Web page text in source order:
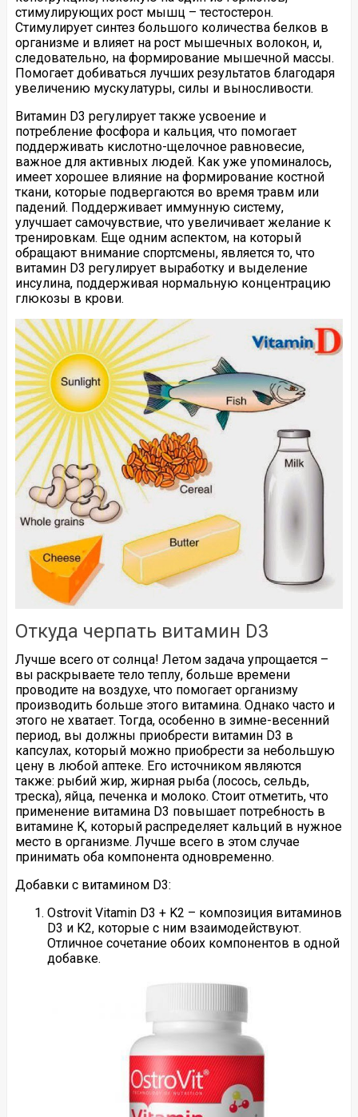
стимулирующих рост мышц – тестостерон.
Стимулирует синтез большого количества белков в
организме и влияет на рост мышечных волокон, и,
следовательно, на формирование мышечной массы.
Помогает добиваться лучших результатов благодаря
увеличению мускулатуры, силы и выносливости.
Витамин D3 регулирует также усвоение и
потребление фосфора и кальция, что помогает
поддерживать кислотно-щелочное равновесие,
важное для активных людей. Как уже упоминалось,
имеет хорошее влияние на формирование костной
ткани, которые подвергаются во время травм или
падений. Поддерживает иммунную систему,
улучшает самочувствие, что увеличивает желание к
тренировкам. Еще одним аспектом, на который
обращают внимание спортсмены, является то, что
витамин D3 регулирует выработку и выделение
инсулина, поддерживая нормальную концентрацию
глюкозы в крови.
Откуда черпать витамин D3
Лучше всего от солнца! Летом задача упрощается –
вы раскрываете тело теплу, больше времени
проводите на воздухе, что помогает организму
производить больше этого витамина. Однако часто и
этого не хватает. Тогда, особенно в зимне-весенний
период, вы должны приобрести витамин D3 в
капсулах, который можно приобрести за небольшую
цену в любой аптеке. Его источником являются
также: рыбий жир, жирная рыба (лосось, сельдь,
треска), яйца, печенка и молоко. Стоит отметить, что
применение витамина D3 повышает потребность в
витамине K, который распределяет кальций в нужное
место в организме. Лучше всего в этом случае
принимать оба компонента одновременно.
Добавки с витамином D3:
Ostrovit Vitamin D3 + K2 – композиция витаминов
D3 и K2, которые с ним взаимодействуют.
Отличное сочетание обоих компонентов в одной
добавке.